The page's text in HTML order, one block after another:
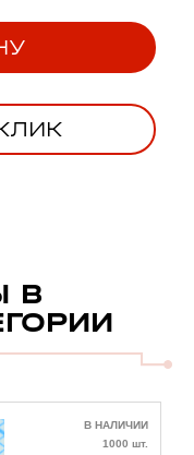
В
В НАЛИЧИИ
1000 шт.